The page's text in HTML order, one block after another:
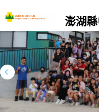
到
主
要
內
容
區
澎湖